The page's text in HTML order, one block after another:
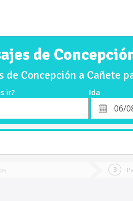
de
de Concepción a Cañete
ir? Ida
Fecha
de